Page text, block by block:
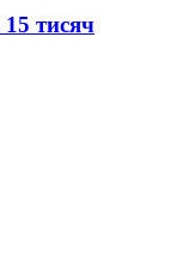
тисяч